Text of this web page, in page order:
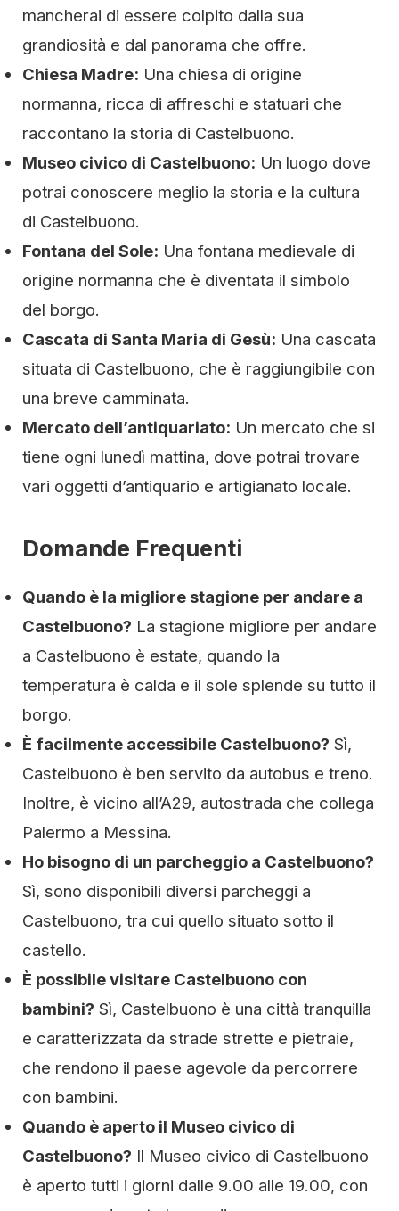
mancherai di essere colpito dalla sua
grandiosità e dal panorama che offre.
Chiesa Madre: Una chiesa di origine
normanna, ricca di affreschi e statuari che
raccontano la storia di Castelbuono.
Museo civico di Castelbuono: Un luogo dove
potrai conoscere meglio la storia e la cultura
di Castelbuono.
Fontana del Sole: Una fontana medievale di
origine normanna che è diventata il simbolo
del borgo.
Cascata di Santa Maria di Gesù: Una cascata
situata di Castelbuono, che è raggiungibile con
una breve camminata.
Mercato dell’antiquariato: Un mercato che si
tiene ogni lunedì mattina, dove potrai trovare
vari oggetti d’antiquario e artigianato locale.
Domande Frequenti
Quando è la migliore stagione per andare a
Castelbuono? La stagione migliore per andare
a Castelbuono è estate, quando la
temperatura è calda e il sole splende su tutto il
borgo.
È facilmente accessibile Castelbuono? Sì,
Castelbuono è ben servito da autobus e treno.
Inoltre, è vicino all’A29, autostrada che collega
Palermo a Messina.
Ho bisogno di un parcheggio a Castelbuono?
Sì, sono disponibili diversi parcheggi a
Castelbuono, tra cui quello situato sotto il
castello.
È possibile visitare Castelbuono con
bambini? Sì, Castelbuono è una città tranquilla
e caratterizzata da strade strette e pietraie,
che rendono il paese agevole da percorrere
con bambini.
Quando è aperto il Museo civico di
Castelbuono? Il Museo civico di Castelbuono
è aperto tutti i giorni dalle 9.00 alle 19.00, con